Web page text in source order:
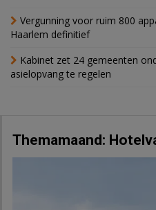
Vergunning voor ruim 800
Haarlem definitief
Kabinet zet 24 gemeenten
asielopvang te regelen
Themamaand: